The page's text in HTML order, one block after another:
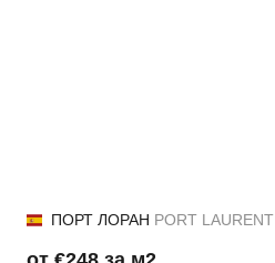
ПОРТ ЛОРАН PORT LAURENT